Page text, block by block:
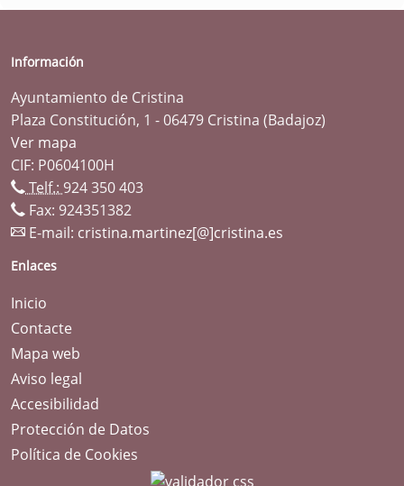
Información
Ayuntamiento de Cristina
Plaza Constitución, 1 - 06479 Cristina (Badajoz)
Ver mapa
CIF: P0604100H
Telf.: 924 350 403
Fax: 924351382
E-mail: cristina.martinez[@]cristina.es
Enlaces
Inicio
Contacte
Mapa web
Aviso legal
Accesibilidad
Protección de Datos
Política de Cookies